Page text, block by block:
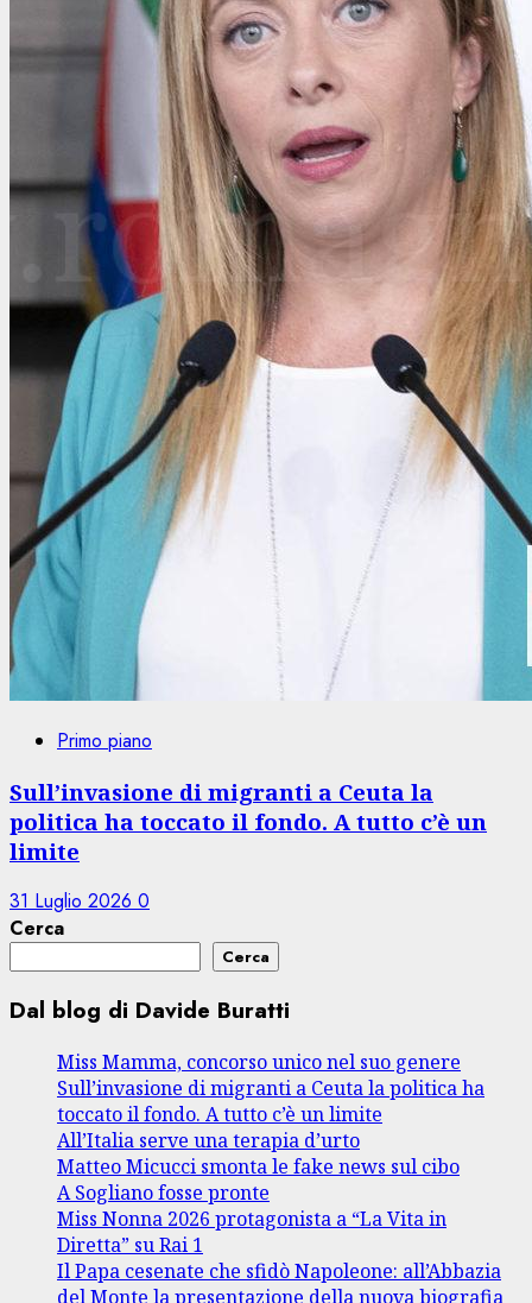
Primo piano
Sull’invasione di migranti a Ceuta la
politica ha toccato il fondo. A tutto c’è un
limite
31 Luglio 2026 0
Cerca
Cerca
Dal blog di Davide Buratti
Miss Mamma, concorso unico nel suo genere
Sull’invasione di migranti a Ceuta la politica ha
toccato il fondo. A tutto c’è un limite
All’Italia serve una terapia d’urto
Matteo Micucci smonta le fake news sul cibo
A Sogliano fosse pronte
Miss Nonna 2026 protagonista a “La Vita in
Diretta” su Rai 1
Il Papa cesenate che sfidò Napoleone: all’Abbazia
del Monte la presentazione della nuova biografia